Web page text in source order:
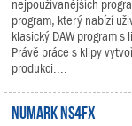
nejpoužívanějších
program, který nabízí
klasický DAW program s
Právě práce s klipy
produkci....
Numark NS4FX